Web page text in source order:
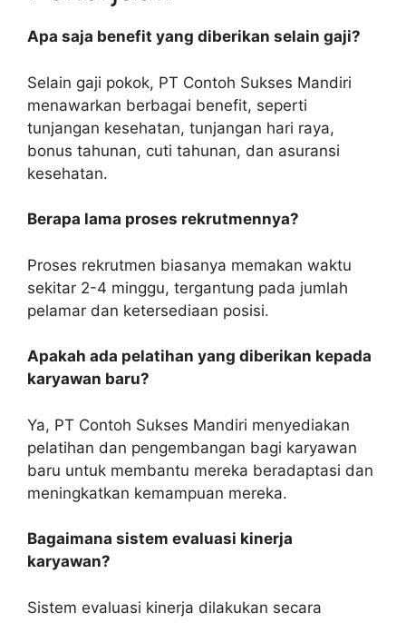
Apa saja benefit yang diberikan selain gaji?
Selain gaji pokok, PT Contoh Sukses Mandiri
menawarkan berbagai benefit, seperti
tunjangan kesehatan, tunjangan hari raya,
bonus tahunan, cuti tahunan, dan asuransi
kesehatan.
Berapa lama proses rekrutmennya?
Proses rekrutmen biasanya memakan waktu
sekitar 2-4 minggu, tergantung pada jumlah
pelamar dan ketersediaan posisi.
Apakah ada pelatihan yang diberikan kepada
karyawan baru?
Ya, PT Contoh Sukses Mandiri menyediakan
pelatihan dan pengembangan bagi karyawan
baru untuk membantu mereka beradaptasi dan
meningkatkan kemampuan mereka.
Bagaimana sistem evaluasi kinerja
karyawan?
Sistem evaluasi kinerja dilakukan secara